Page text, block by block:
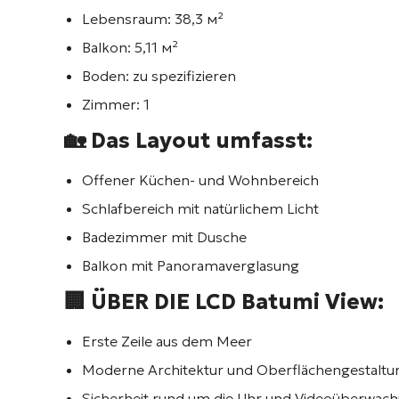
Lebensraum: 38,3 м²
Balkon: 5,11 м²
Boden: zu spezifizieren
Zimmer: 1
🏡 Das Layout umfasst:
Offener Küchen- und Wohnbereich
Schlafbereich mit natürlichem Licht
Badezimmer mit Dusche
Balkon mit Panoramaverglasung
🏢 ÜBER DIE LCD Batumi View:
Erste Zeile aus dem Meer
Moderne Architektur und